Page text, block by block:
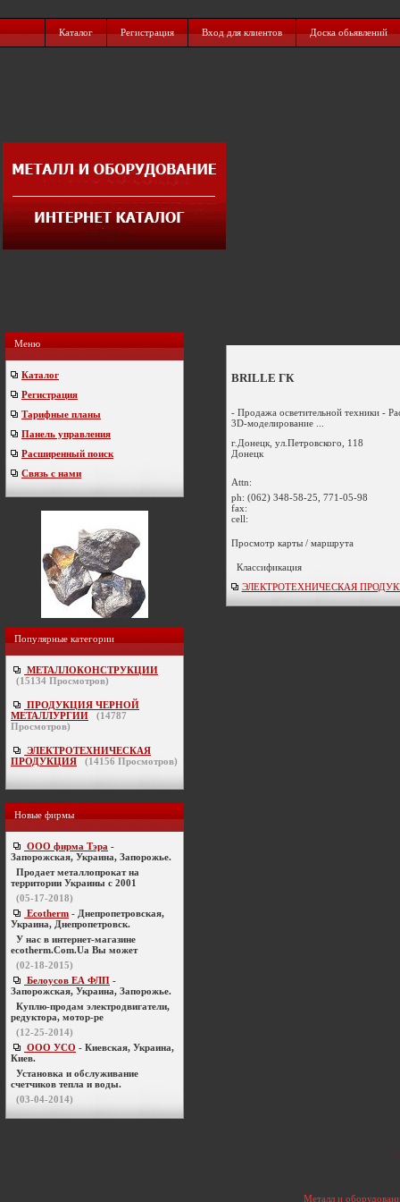
Каталог Регистрация Вход для клиентов Доска обьявлений
Меню
Каталог
Регистрация
Тарифные планы
Панель управления
Расширенный поиск
Связь с нами
Популярные категории
МЕТАЛЛОКОНСТРУКЦИИ
(15134 Просмотров)
ПРОДУКЦИЯ ЧЕРНОЙ
МЕТАЛЛУРГИИ
(14787
Просмотров)
ЭЛЕКТРОТЕХНИЧЕСКАЯ
ПРОДУКЦИЯ
(14156 Просмотров)
Новые фирмы
ООО фирма Тэра -
Запорожская, Украина, Запорожье.
Продает металлопрокат на
территории Украины с 2001
(05-17-2018)
Ecotherm - Днепропетровская,
Украина, Днепропетровск.
У нас в интернет-магазине
ecotherm.Com.Ua Вы может
(02-18-2015)
Белоусов ЕА ФЛП -
Запорожская, Украина, Запорожье.
Куплю-продам электродвигатели,
редуктора, мотор-ре
(12-25-2014)
ООО УСО - Киевская, Украина,
Киев.
Установка и обслуживание
счетчиков тепла и воды.
(03-04-2014)
BRILLE ГК
- Продажа осветительной техники -
3D-моделирование ...
г.Донецк, ул.Петровского, 118
Донецк
Attn:
ph: (062) 348-58-25, 771-05-98
fax:
cell:
Просмотр карты / маршрута
Классификация
ЭЛЕКТРОТЕХНИЧЕСКАЯ
Металл и